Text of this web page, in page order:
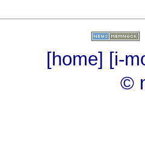
[home] [i-
©